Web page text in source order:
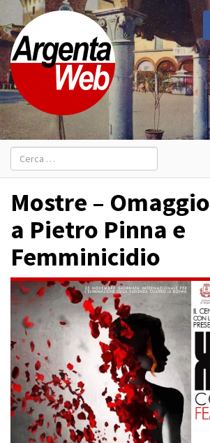
Ricerca
Mostre – Omaggio
a Pietro Pinna e
Femminicidio